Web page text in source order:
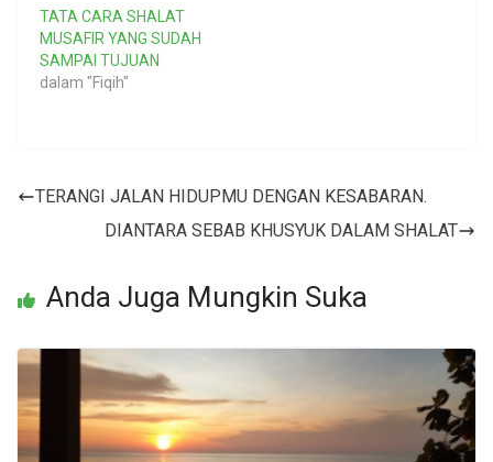
TATA CARA SHALAT
MUSAFIR YANG SUDAH
SAMPAI TUJUAN
dalam "Fiqih"
TERANGI JALAN HIDUPMU DENGAN KESABARAN.
DIANTARA SEBAB KHUSYUK DALAM SHALAT
Anda Juga Mungkin Suka